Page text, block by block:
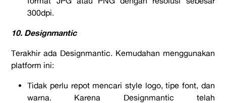
300dpi.
10. Designmantic
Terakhir ada Designmantic. Kemudahan menggunakan
platform ini:
Tidak perlu repot mencari style logo, tipe font, dan
warna. Karena Designmantic telah